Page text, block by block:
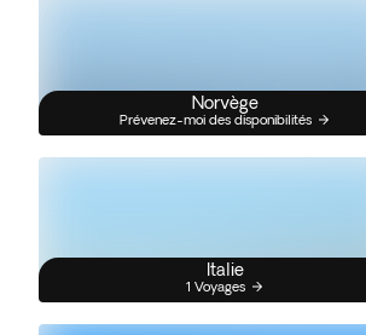
Norvège
Prévenez-moi des disponibilités
Italie
1 Voyages